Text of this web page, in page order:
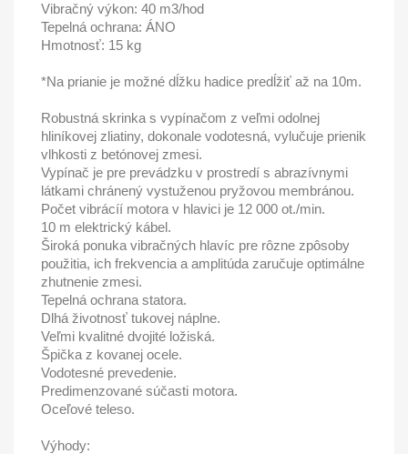
Vibračný výkon: 40 m3/hod
Tepelná ochrana: ÁNO
Hmotnosť: 15 kg
*Na prianie je možné dĺžku hadice predĺžiť až na 10m.
Robustná skrinka s vypínačom z veľmi odolnej
hliníkovej zliatiny, dokonale vodotesná, vylučuje prienik
vlhkosti z betónovej zmesi.
Vypínač je pre prevádzku v prostredí s abrazívnymi
látkami chránený vystuženou pryžovou membránou.
Počet vibrácíí motora v hlavici je 12 000 ot./min.
10 m elektrický kábel.
Široká ponuka vibračných hlavíc pre rôzne zpôsoby
použitia, ich frekvencia a amplitúda zaručuje optimálne
zhutnenie zmesi.
Tepelná ochrana statora.
Dlhá životnosť tukovej náplne.
Veľmi kvalitné dvojité ložiská.
Špička z kovanej ocele.
Vodotesné prevedenie.
Predimenzované súčasti motora.
Oceľové teleso.
Výhody: